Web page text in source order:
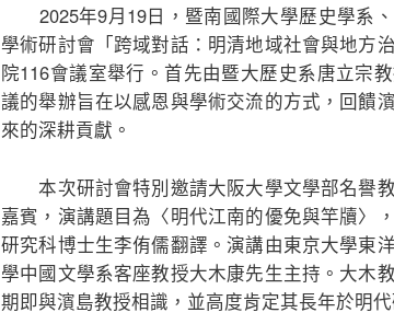
2025年9月19日，暨南國際大學歷史學系
學術研討會「跨域對話：明清地域社會與地方
院116會議室舉行。首先由暨大歷史系唐立宗
議的舉辦旨在以感恩與學術交流的方式，回饋
來的深耕貢獻。
本次研討會特別邀請大阪大學文學部名譽
嘉賓，演講題目為〈明代江南的優免與竿牘〉
研究科博士生李侑儒翻譯。演講由東京大學東
學中國文學系客座教授大木康先生主持。大木
期即與濱島教授相識，並高度肯定其長年於明